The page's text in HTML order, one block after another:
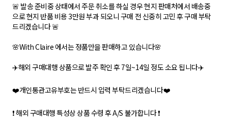
🚨 발송 준비중 상태에서 주문 취소를 하실 경우 현지 판매처에서 배송중
으로 현지 반품 비용 3만원 부과 되오니 구매 전 신중히 고민 후 구매 부탁
드리겠습니다 🚨
🌸With Claire 에서는 정품만을 판매하고 있습니다🌸
✈️해외 구매대행 상품으로 발주 확인 후 7일~14일 정도 소요 됩니다✈️
❤️개인통관고유부호는 반드시 입력 부탁드리겠습니다❤️
❗️ 해외 구매대행 특성상 상품 수령 후 A/S 불가합니다 ❗️